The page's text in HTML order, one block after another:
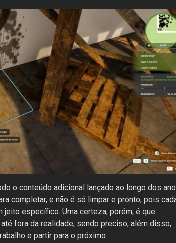
o conteúdo adicional lançado ao longo dos
completar, e não é só limpar e pronto, pois
específico. Uma certeza, porém, é que
fora da realidade, sendo preciso, além disso,
e partir para o próximo.